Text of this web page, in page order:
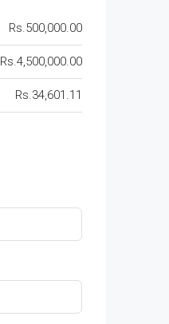
Rs.500,000.00
Rs.4,500,000.00
Rs.34,601.11